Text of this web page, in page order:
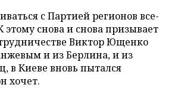
с Партией регионов все-
этому снова и снова призывает
Виктор Ющенко
и из Берлина, и из
в Киеве вновь пытался
хочет.